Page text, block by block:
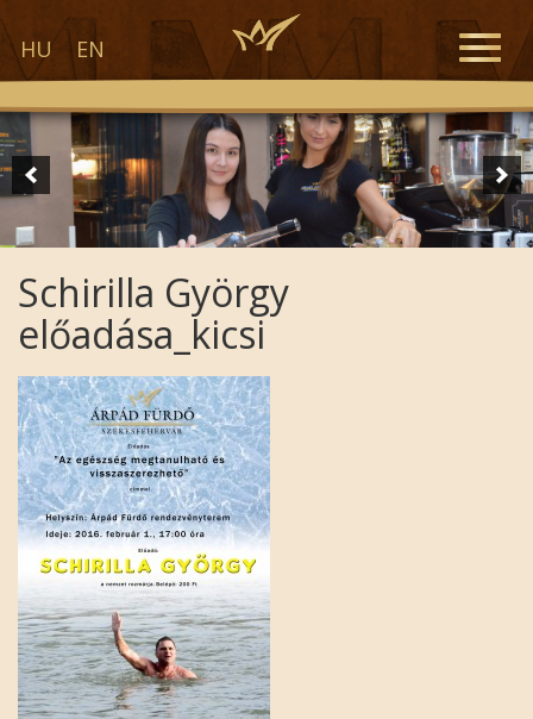
HU EN
Toggle
Schirilla György
előadása_kicsi